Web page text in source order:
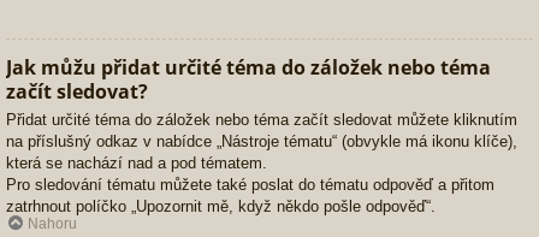
Jak můžu přidat určité téma do záložek nebo téma
začít sledovat?
Přidat určité téma do záložek nebo téma začít sledovat můžete kliknutím
na příslušný odkaz v nabídce „Nástroje tématu“ (obvykle má ikonu klíče),
která se nachází nad a pod tématem.
Pro sledování tématu můžete také poslat do tématu odpověď a přitom
zatrhnout políčko „Upozornit mě, když někdo pošle odpověď“.
Nahoru